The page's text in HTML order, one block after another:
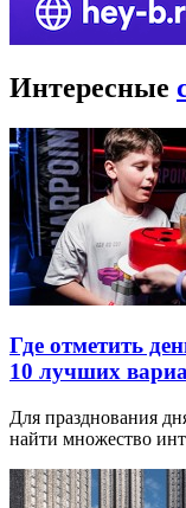
Интересные
Где отметить
10 лучших
Для празднования
найти множество